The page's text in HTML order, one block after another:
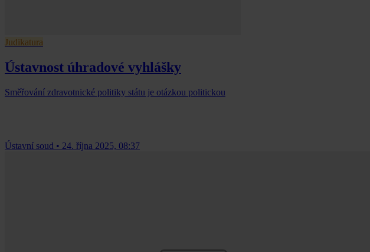
Judikatura
Ústavnost úhradové vyhlášky
Směřování zdravotnické politiky státu je otázkou politickou
Ústavní soud • 24. října 2025, 08:37